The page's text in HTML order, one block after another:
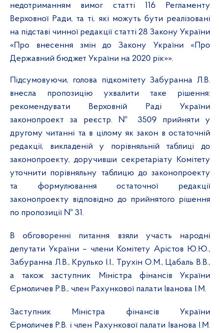
недотриманням вимог статті 116 Регламенту
Верховної Ради, та ті, які можуть бути реалізовані
на підставі чинної редакції статті 28 Закону України
«Про внесення змін до Закону України «Про
Державний бюджет України на 2020 рік»».
Підсумовуючи, голова підкомітету Забуранна Л.В.
внесла пропозицію ухвалити таке рішення:
рекомендувати Верховній Раді України
законопроект за реєстр. № 3509 прийняти у
другому читанні та в цілому як закон в остаточній
редакції, викладеній у порівняльній таблиці до
законопроекту,доручивши секретаріату Комітету
уточнити порівняльну таблицю до законопроекту
та формулювання остаточної редакції
законопроекту відповідно до прийнятого рішення
по пропозиції № 31.
В обговоренні питання взяли участь народні
депутати України – члени Комітету Арістов Ю.Ю.,
Забуранна Л.В., Крулько І.І., Трухін О.М., Цабаль В.В.,
а також заступник Міністра фінансів України
Єрмоличев Р.В., член Рахункової палати Іванова І.М.
Заступник Міністра фінансів України
Єрмоличев Р.В. і член Рахункової палати Іванова І.М.